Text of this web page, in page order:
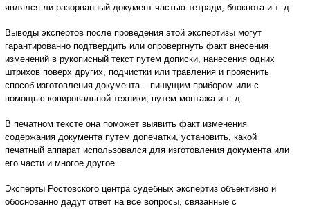
являлся ли разорванный документ частью тетради, блокнота и т. д.
Выводы экспертов после проведения этой экспертизы могут
гарантированно подтвердить или опровергнуть факт внесения
изменений в рукописный текст путем дописки, нанесения одних
штрихов поверх других, подчистки или травления и прояснить
способ изготовления документа – пишущим прибором или с
помощью копировальной техники, путем монтажа и т. д.
В печатном тексте она поможет выявить факт изменения
содержания документа путем допечатки, установить, какой
печатный аппарат использовался для изготовления документа или
его части и многое другое.
Эксперты Ростовского центра судебных экспертиз объективно и
обоснованно дадут ответ на все вопросы, связанные с